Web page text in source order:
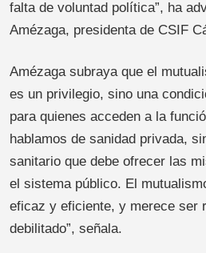
falta de voluntad política”, ha
Amézaga, presidenta de CSIF
Amézaga subraya que el
es un privilegio, sino una
para quienes acceden a la
hablamos de sanidad privada,
sanitario que debe ofrecer las
el sistema público. El
eficaz y eficiente, y merece ser
debilitado”, señala.